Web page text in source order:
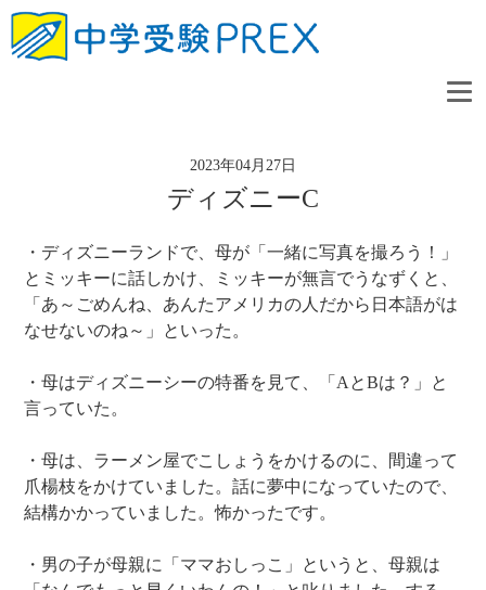
2023年04月27日
ディズニーC
・ディズニーランドで、母が「一緒に写真を撮ろう！」
とミッキーに話しかけ、ミッキーが無言でうなずくと、
「あ～ごめんね、あんたアメリカの人だから日本語がは
なせないのね～」といった。
・母はディズニーシーの特番を見て、「AとBは？」と
言っていた。
・母は、ラーメン屋でこしょうをかけるのに、間違って
爪楊枝をかけていました。話に夢中になっていたので、
結構かかっていました。怖かったです。
・男の子が母親に「ママおしっこ」というと、母親は